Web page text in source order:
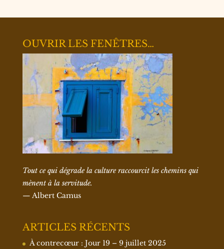
OUVRIR LES FENÊTRES…
Tout ce qui dégrade la culture raccourcit les chemins qui
mènent à la servitude.
— Albert Camus
ARTICLES RÉCENTS
À contrecœur : Jour 19 – 9 juillet 2025